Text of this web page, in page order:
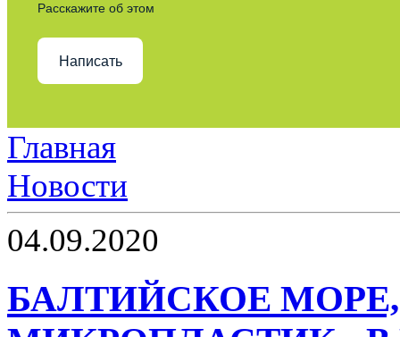
Расскажите об этом
Написать
Главная
Новости
04.09.2020
БАЛТИЙСКОЕ